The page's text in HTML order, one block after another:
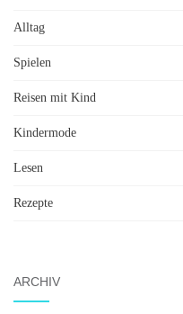
Alltag
Spielen
Reisen mit Kind
Kindermode
Lesen
Rezepte
ARCHIV